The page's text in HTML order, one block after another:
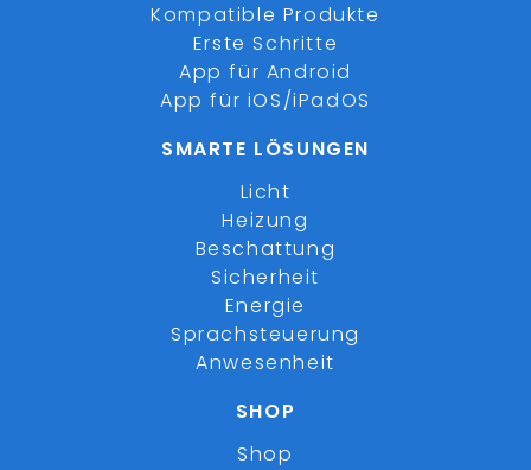
Kompatible Produkte
Erste Schritte
App für Android
App für iOS/iPadOS
SMARTE LÖSUNGEN
Licht
Heizung
Beschattung
Sicherheit
Energie
Sprachsteuerung
Anwesenheit
SHOP
Shop